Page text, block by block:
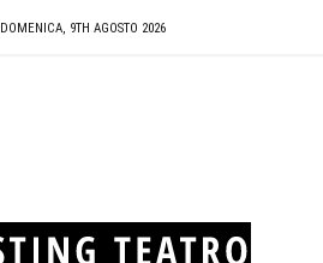
DOMENICA, 9TH AGOSTO 2026